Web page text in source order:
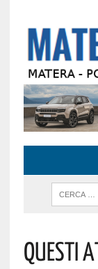
Questi